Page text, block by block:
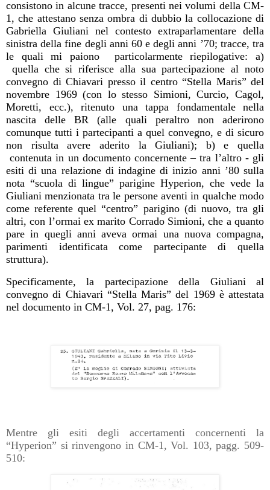
consistono in alcune tracce, presenti nei volumi della CM-
1, che attestano senza ombra di dubbio la collocazione di
Gabriella Giuliani nel contesto extraparlamentare della
sinistra della fine degli anni 60 e degli anni ’70; tracce, tra
le quali mi paiono
particolarmente riepilogative: a)
quella che si riferisce alla sua partecipazione al noto
convegno di Chiavari presso il centro “Stella Maris” del
novembre 1969 (con lo stesso Simioni, Curcio, Cagol,
Moretti, ecc.), ritenuto una tappa fondamentale nella
nascita delle BR (alle quali peraltro non aderirono
comunque tutti i partecipanti a quel convegno, e di sicuro
non risulta avere aderito la Giuliani); b) e quella
contenuta in un documento concernente – tra l’altro - gli
esiti di una relazione di indagine di inizio anni ’80 sulla
nota “scuola di lingue” parigine Hyperion, che vede la
Giuliani menzionata tra le persone aventi in qualche modo
come referente quel “centro” parigino (di nuovo, tra gli
altri, con l’ormai ex marito Corrado Simioni, che a quanto
pare in quegli anni aveva ormai una nuova compagna,
parimenti identificata come partecipante di quella
struttura).
Specificamente, la partecipazione della Giuliani al
convegno di Chiavari “Stella Maris” del 1969 è attestata
nel documento in CM-1, Vol. 27, pag. 176:
Mentre gli esiti degli accertamenti concernenti la
“Hyperion” si rinvengono in CM-1, Vol. 103, pagg. 509-
510: